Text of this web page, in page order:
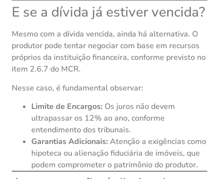
E se a dívida já estiver vencida?
Mesmo com a dívida vencida, ainda há alternativa. O
produtor pode tentar negociar com base em recursos
próprios da instituição financeira, conforme previsto no
item 2.6.7 do MCR.
Nesse caso, é fundamental observar:
Limite de Encargos: Os juros não devem
ultrapassar os 12% ao ano, conforme
entendimento dos tribunais.
Garantias Adicionais: Atenção a exigências como
hipoteca ou alienação fiduciária de imóveis, que
podem comprometer o patrimônio do produtor.